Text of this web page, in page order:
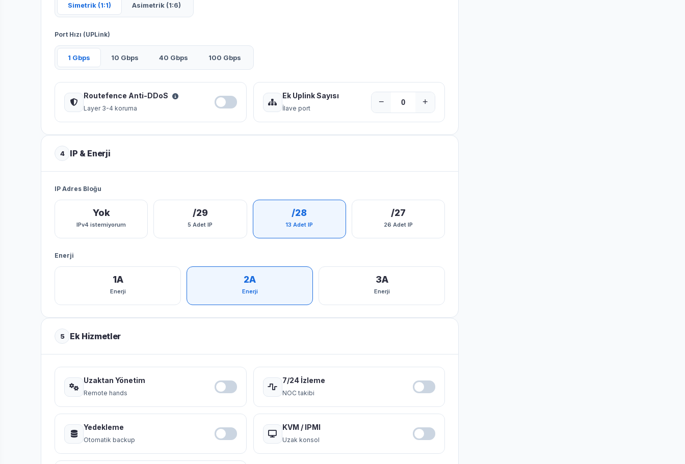
Simetrik (1:1) Asimetrik (1:6)
Port Hızı (UPLink)
1 Gbps 10 Gbps 40 Gbps 100 Gbps
Routefence Anti-DDoS
Layer 3-4 koruma
Ek Uplink Sayısı
İlave port
− +
4 IP & Enerji
IP Adres Bloğu
Yok
IPv4 istemiyorum
/29
5 Adet IP
/28
13 Adet IP
/27
26 Adet IP
Enerji
1A
Enerji
2A
Enerji
3A
Enerji
5 Ek Hizmetler
Uzaktan Yönetim
Remote hands
7/24 İzleme
NOC takibi
Yedekleme
Otomatik backup
KVM / IPMI
Uzak konsol